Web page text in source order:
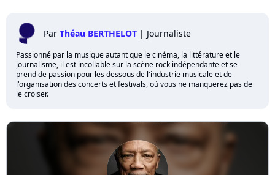
Par Théau BERTHELOT | Journaliste
Passionné par la musique autant que le cinéma, la littérature et le
journalisme, il est incollable sur la scène rock indépendante et se
prend de passion pour les dessous de l'industrie musicale et de
l'organisation des concerts et festivals, où vous ne manquerez pas de
le croiser.